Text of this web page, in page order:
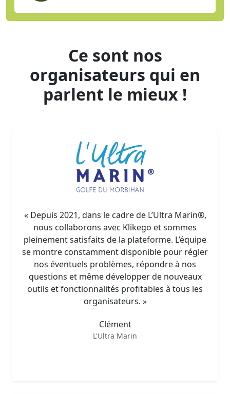
Ce sont nos
organisateurs qui en
parlent le mieux !
« Depuis 2021, dans le cadre de L’Ultra Marin®,
nous collaborons avec Klikego et sommes
pleinement satisfaits de la plateforme. L’équipe
se montre constamment disponible pour régler
nos éventuels problèmes, répondre à nos
questions et même développer de nouveaux
outils et fonctionnalités profitables à tous les
organisateurs. »
Clément
L'Ultra Marin